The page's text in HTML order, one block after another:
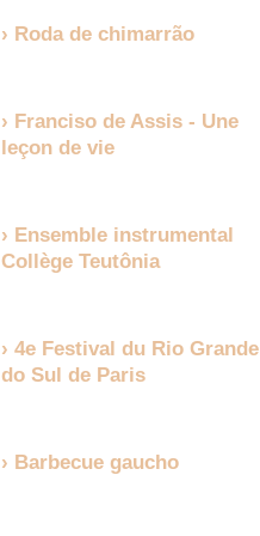
Roda de chimarrão
Franciso de Assis - Une
leçon de vie
Ensemble instrumental
Collège Teutônia
4e Festival du Rio Grande
do Sul de Paris
Barbecue gaucho